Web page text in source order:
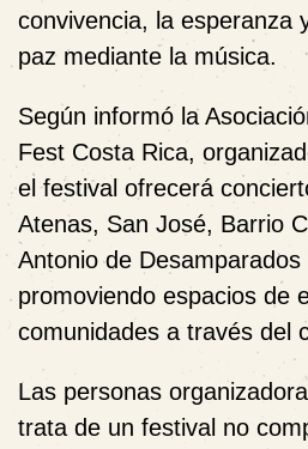
convivencia, la esperanza
paz mediante la música.
Según informó la
Fest Costa Rica,
el festival ofrecerá
Atenas, San José, Barrio
Antonio de Desamparados
promoviendo espacios de
comunidades a través del
Las personas
trata de un festival no